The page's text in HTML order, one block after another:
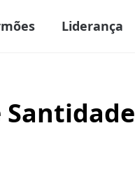
Liderança
Santidade